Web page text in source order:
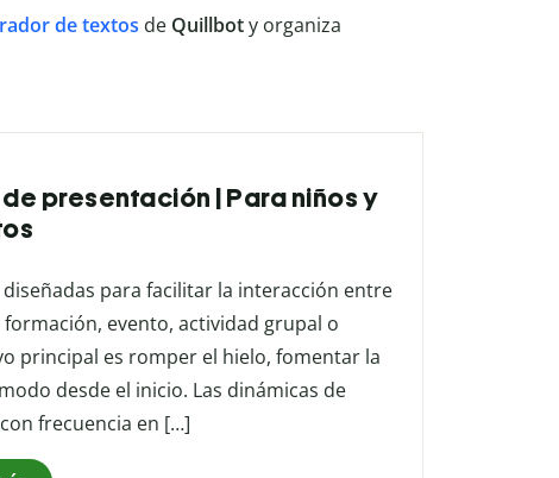
de textos de Quillboty organiza
presentación | Para niños y
para facilitar la interacción entre
evento, actividad grupal o
principal es romper el hielo, fomentar la
desde el inicio. Las dinámicas de
frecuencia en […]